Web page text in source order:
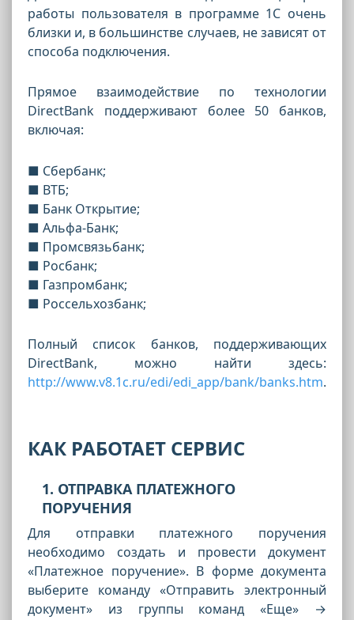
работы пользователя в программе 1С очень
близки и, в большинстве случаев, не зависят от
способа подключения.
Прямое взаимодействие по технологии
DirectBank поддерживают более 50 банков,
включая:
■ Сбербанк;
■ ВТБ;
■ Банк Открытие;
■ Альфа-Банк;
■ Промсвязьбанк;
■ Росбанк;
■ Газпромбанк;
■ Россельхозбанк;
Полный список банков, поддерживающих
DirectBank, можно найти здесь:
http://www.v8.1c.ru/edi/edi_app/bank/banks.htm.
КАК РАБОТАЕТ СЕРВИС
1. ОТПРАВКА ПЛАТЕЖНОГО
ПОРУЧЕНИЯ
Для отправки платежного поручения
необходимо создать и провести документ
«Платежное поручение». В форме документа
выберите команду «Отправить электронный
документ» из группы команд «Еще» →